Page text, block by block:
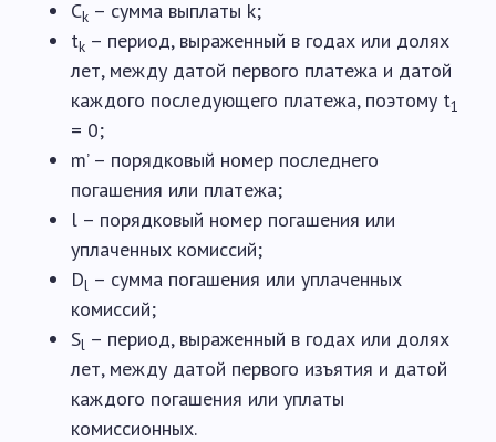
Ck – сумма выплаты k;
tk – период, выраженный в годах или долях
лет, между датой первого платежа и датой
каждого последующего платежа, поэтому t1
= 0;
m’ – порядковый номер последнего
погашения или платежа;
l – порядковый номер погашения или
уплаченных комиссий;
Dl – сумма погашения или уплаченных
комиссий;
Sl – период, выраженный в годах или долях
лет, между датой первого изъятия и датой
каждого погашения или уплаты
комиссионных.